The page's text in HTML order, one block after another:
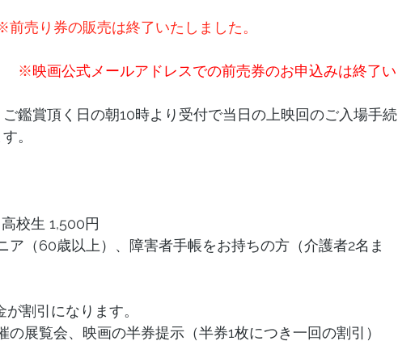
前売り券の販売は終了いたしました。
※映画公式メールアドレスでの前売券のお申込みは終了い
鑑賞頂く日の朝10時より受付で当日の上映回のご入場手続
。
校生 1,500円
ア（60歳以上）、障害者手帳をお持ちの方（介護者2名ま
割引になります。
の展覧会、映画の半券提示（半券1枚につき一回の割引）